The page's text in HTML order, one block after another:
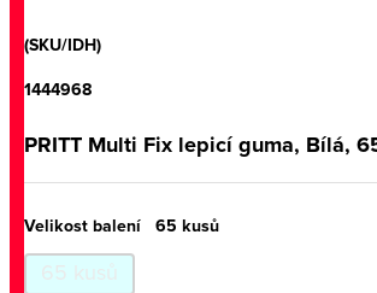
(SKU/IDH)
1444968
PRITT Multi Fix lepicí guma, Bílá,
Velikost balení 65 kusů